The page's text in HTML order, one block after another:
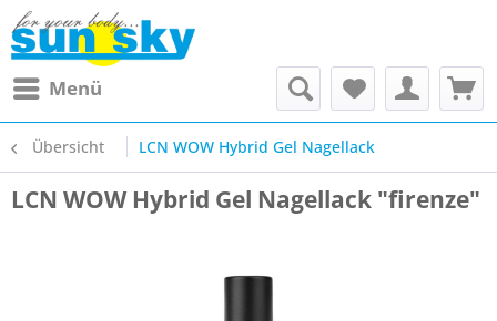
Menü
Übersicht LCN WOW Hybrid Gel Nagellack
LCN WOW Hybrid Gel Nagellack "firenze"